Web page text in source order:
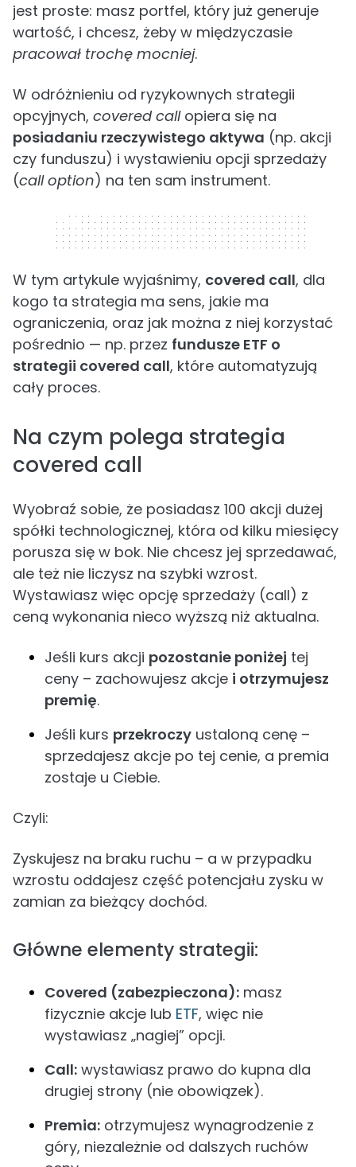
jest proste: masz portfel, który już generuje
wartość, i chcesz, żeby w międzyczasie
pracował trochę mocniej.
W odróżnieniu od ryzykownych strategii
opcyjnych, covered callopiera się na
posiadaniu rzeczywistego aktywa (np. akcji
czy funduszu) i wystawieniu opcji sprzedaży
(call option) na ten sam instrument.
320 x 50
W tym artykule wyjaśnimy, covered call, dla
kogo ta strategia ma sens, jakie ma
ograniczenia, oraz jak można z niej korzystać
pośrednio — np. przez fundusze ETF o
strategii covered call, które automatyzują
cały proces.
Na czym polega strategia
covered call
Wyobraź sobie, że posiadasz 100 akcji dużej
spółki technologicznej, która od kilku miesięcy
porusza się w bok. Nie chcesz jej sprzedawać,
ale też nie liczysz na szybki wzrost.
Wystawiasz więc opcję sprzedaży (call) z
ceną wykonania nieco wyższą niż aktualna.
Jeśli kurs akcji pozostanie poniżej tej
ceny – zachowujesz akcje i otrzymujesz
premię.
Jeśli kurs przekroczy ustaloną cenę –
sprzedajesz akcje po tej cenie, a premia
zostaje u Ciebie.
Czyli:
Zyskujesz na braku ruchu – a w przypadku
wzrostu oddajesz część potencjału zysku w
zamian za bieżący dochód.
Główne elementy strategii:
Covered (zabezpieczona): masz
fizycznie akcje lub ETF, więc nie
wystawiasz „nagiej” opcji.
Call: wystawiasz prawo do kupna dla
drugiej strony (nie obowiązek).
Premia: otrzymujesz wynagrodzenie z
góry, niezależnie od dalszych ruchów